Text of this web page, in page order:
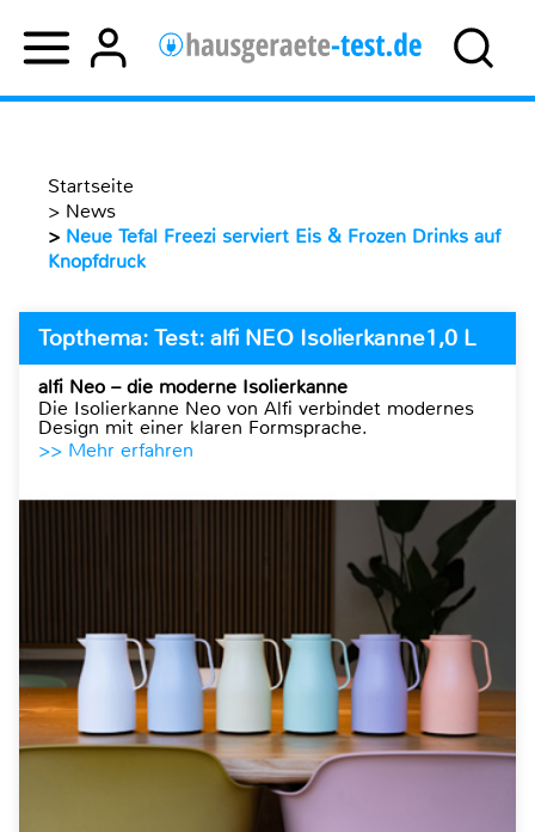
Startseite
> News
> Neue Tefal Freezi serviert Eis & Frozen Drinks auf
Knopfdruck
Topthema: Test: alfi NEO Isolierkanne1,0 L
alfi Neo – die moderne Isolierkanne
Die Isolierkanne Neo von Alfi verbindet modernes
Design mit einer klaren Formsprache.
>> Mehr erfahren